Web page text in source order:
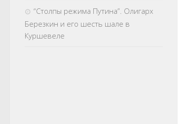
“Столпы режима Путина”. Олигарх
Березкин и его шесть шале в
Куршевеле